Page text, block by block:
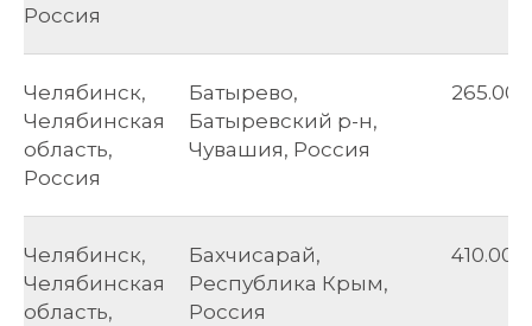
Россия
Челябинск,
Челябинская
область,
Россия
Батырево,
Батыревский р-н,
Чувашия, Россия
265.00
Челябинск,
Челябинская
область,
Бахчисарай,
Республика Крым,
Россия
410.00